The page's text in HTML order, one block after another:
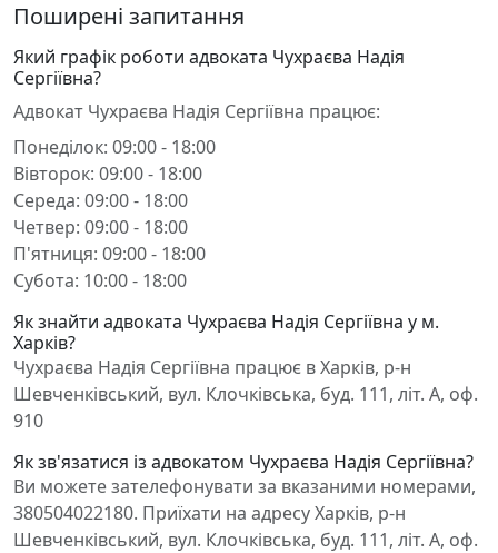
Поширені запитання
Який графік роботи адвоката Чухраєва Надія
Сергіївна?
Адвокат Чухраєва Надія Сергіївна працює:
Понеділок: 09:00 - 18:00
Вівторок: 09:00 - 18:00
Середа: 09:00 - 18:00
Четвер: 09:00 - 18:00
П'ятниця: 09:00 - 18:00
Субота: 10:00 - 18:00
Як знайти адвоката Чухраєва Надія Сергіївна у м.
Харків?
Чухраєва Надія Сергіївна працює в Харків, р-н
Шевченківський, вул. Клочківська, буд. 111, літ. А, оф.
910
Як зв'язатися із адвокатом Чухраєва Надія Сергіївна?
Ви можете зателефонувати за вказаними номерами,
380504022180. Приїхати на адресу Харків, р-н
Шевченківський, вул. Клочківська, буд. 111, літ. А, оф.